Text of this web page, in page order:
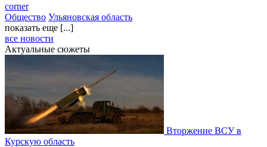
corner
Общество Ульяновская область
показать еще [...]
все новости
Актуальные сюжеты
Вторжение ВСУ в
Курскую область